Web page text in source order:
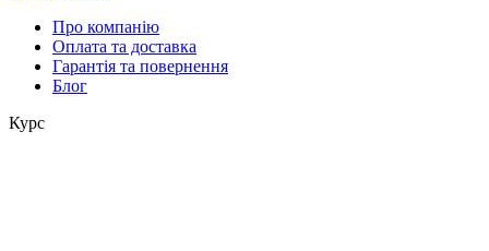
Про компанію
Оплата та доставка
Гарантія та повернення
Блог
Курс